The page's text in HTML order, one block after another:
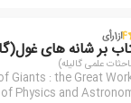
4از1رأی
بر شانه های
علمی گالیله)
Giants : the Great
of Physics and